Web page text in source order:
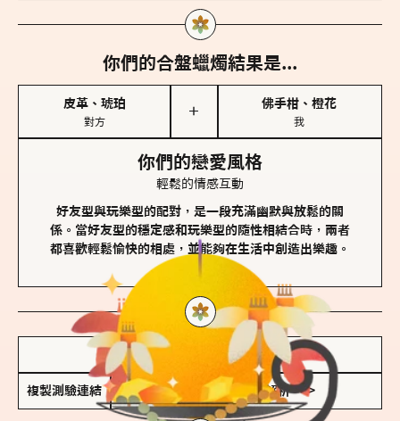
你們的合盤蠟燭結果是...
皮革、琥珀
對方
＋
佛手柑、橙花
我
你們的戀愛風格
輕鬆的情感互動
好友型與玩樂型的配對，是一段充滿幽默與放鬆的關
係。當好友型的穩定感和玩樂型的隨性相結合時，兩者
都喜歡輕鬆愉快的相處，並能夠在生活中創造出樂趣。
儲存我的結果圖
複製測驗連結 查看香氛類型全解析 >>>